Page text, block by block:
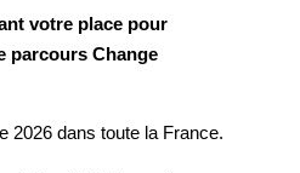
votre place pour
parcours Change
2026 dans toute la France.